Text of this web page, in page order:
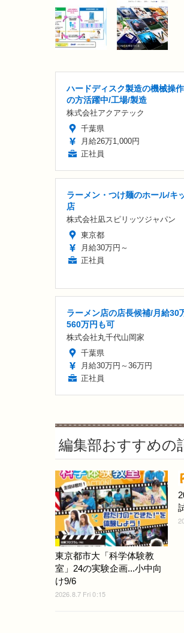
ハードディスク製造の機械操
の方活躍中/工場/製造
株式会社アクアテック
千葉県
月給26万1,000円
正社員
ラーメン・つけ麺のホール/キ
店
株式会社凪スピリッツジャパン
東京都
月給30万円～
正社員
ラーメン店の店長候補/月給30
560万円も可
株式会社丸千代山岡家
千葉県
月給30万円～36万円
正社員
編集部おすすめの
東京都市大「科学体験教
室」24の実験企画...小中向
け9/6
2026.8.7 Fri 0:15